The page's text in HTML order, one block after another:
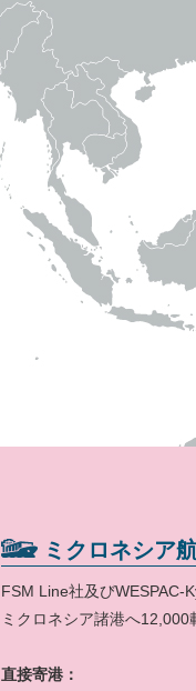
ミクロネシア
FSM Line社及びWESPAC-
ミクロネシア諸港へ
直接寄港：